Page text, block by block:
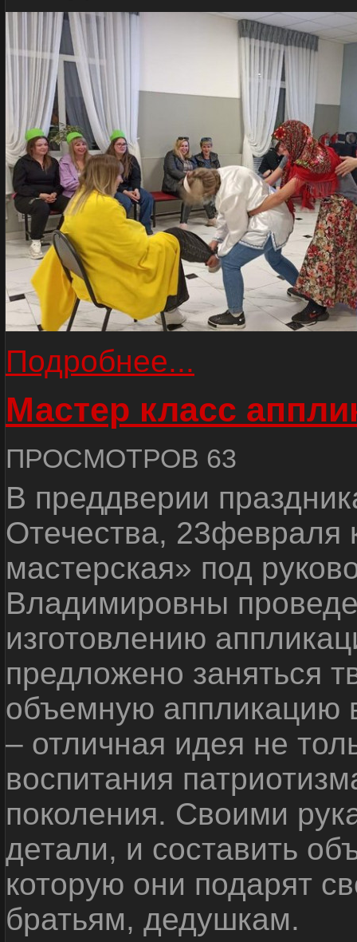
Подробнее...
Мастер класс
ПРОСМОТРОВ 63
В преддверии
Отечества, 23февраля
мастерская» под
Владимировны
изготовлению
предложено заняться
объемную аппликацию
– отличная идея не
воспитания
поколения. Своими
детали, и составить
которую они подарят
братьям, дедушкам.